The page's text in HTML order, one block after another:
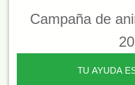
Campaña de
TU AYUDA